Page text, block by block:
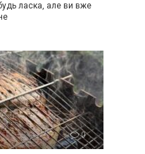
ласка, але ви вже
0